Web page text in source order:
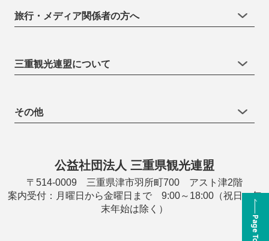
Page Top
旅行・メディア関係者の方へ
三重観光連盟について
その他
公益社団法人 三重県観光連盟
〒514-0009 三重県津市羽所町700 アスト津2階
案内受付：月曜日から金曜日まで 9:00～18:00（祝日・年
末年始は除く）